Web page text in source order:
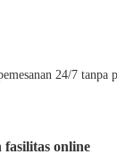
24/7
fasilitas online